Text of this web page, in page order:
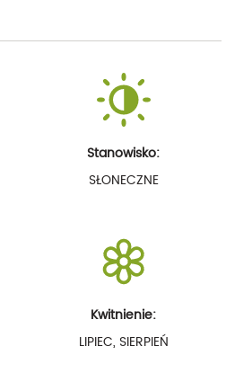
Stanowisko:
SŁONECZNE
Kwitnienie:
LIPIEC, SIERPIEŃ